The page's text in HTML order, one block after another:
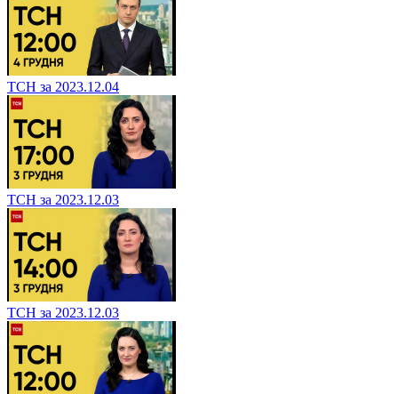
ТСН за 2023.12.04
ТСН за 2023.12.03
ТСН за 2023.12.03